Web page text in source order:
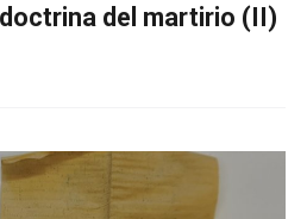
del martirio (II)